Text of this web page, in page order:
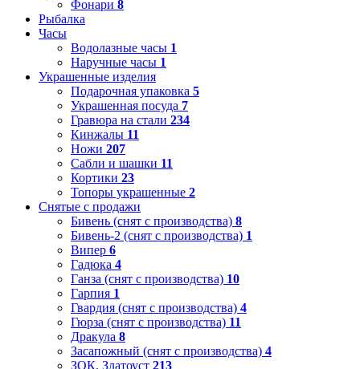
Фонари 8
Рыбалка
Часы
Водолазные часы 1
Наручные часы 1
Украшенные изделия
Подарочная упаковка 5
Украшенная посуда 7
Гравюра на стали 234
Кинжалы 11
Ножи 207
Сабли и шашки 11
Кортики 23
Топоры украшенные 2
Снятые с продажи
Бивень (снят с производства) 8
Бивень-2 (снят с производства) 1
Випер 6
Гадюка 4
Ганза (снят с производства) 10
Гарпия 1
Гвардия (снят с производства) 4
Гюрза (снят с производства) 11
Дракула 8
Засапожный (снят с производства) 4
ЗОК, Златоуст 213